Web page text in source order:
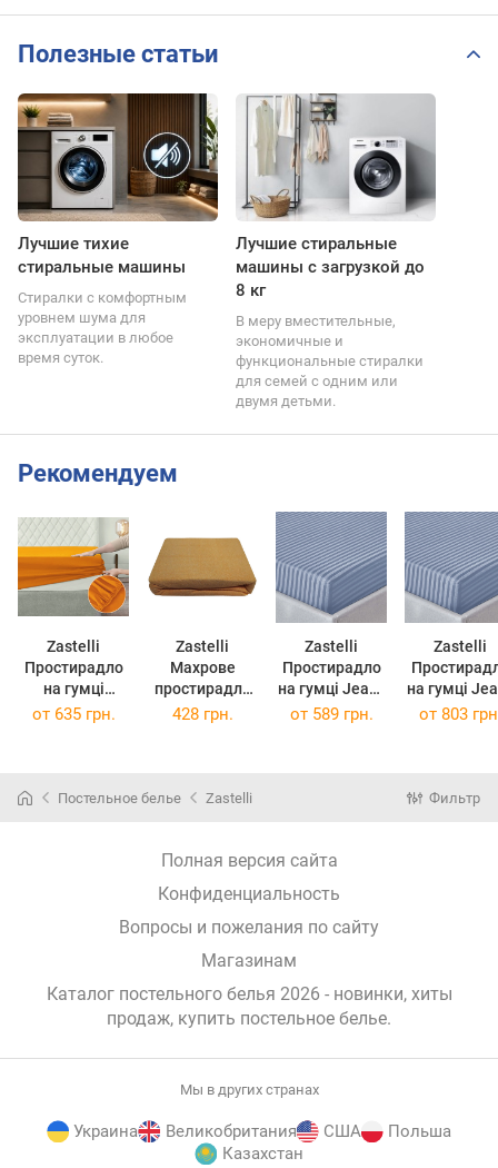
Полезные статьи
Лучшие тихие
стиральные машины
Стиралки с комфортным
уровнем шума для
эксплуатации в любое
время суток.
Лучшие стиральные
машины с загрузкой до
8 кг
В меру вместительные,
экономичные и
функциональные стиралки
для семей с одним или
двумя детьми.
Рекомендуем
Zastelli
Простирадло
на гумці
Джерсі
Zastelli
Махрове
простирадло
на резинці
Zastelli
Простирадло
на гумці Jeans
stripe
Zastelli
на гумці Jeans
stripe
от 635 грн. 428 грн. от 589 грн. от 803
Постельное белье Zastelli Фильтр
Полная версия сайта
Конфиденциальность
Вопросы и пожелания по сайту
Магазинам
Каталог постельного белья 2026 - новинки, хиты
продаж, купить постельное белье.
Мы в других странах
Украина Великобритания США
Польша
Казахстан